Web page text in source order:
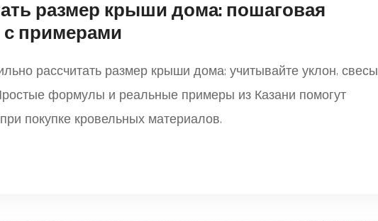
размер крыши дома: пошаговая
с примерами
рассчитать размер крыши дома: учитывайте уклон, свесы
формулы и реальные примеры из Казани помогут
покупке кровельных материалов.